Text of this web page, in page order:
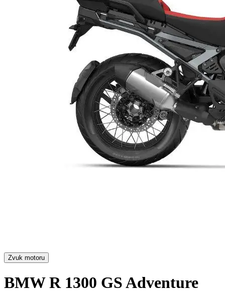
Zvuk motoru
BMW R 1300 GS Adventure